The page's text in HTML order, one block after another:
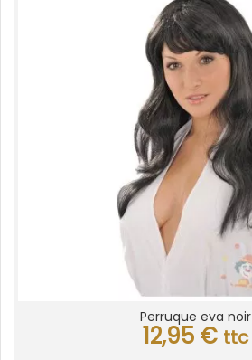
Perruque eva noir
12,95 € ttc